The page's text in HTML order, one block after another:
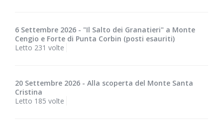
6 Settembre 2026 - "Il Salto dei Granatieri" a Monte
Cengio e Forte di Punta Corbin (posti esauriti)
Letto 231 volte
20 Settembre 2026 - Alla scoperta del Monte Santa
Cristina
Letto 185 volte